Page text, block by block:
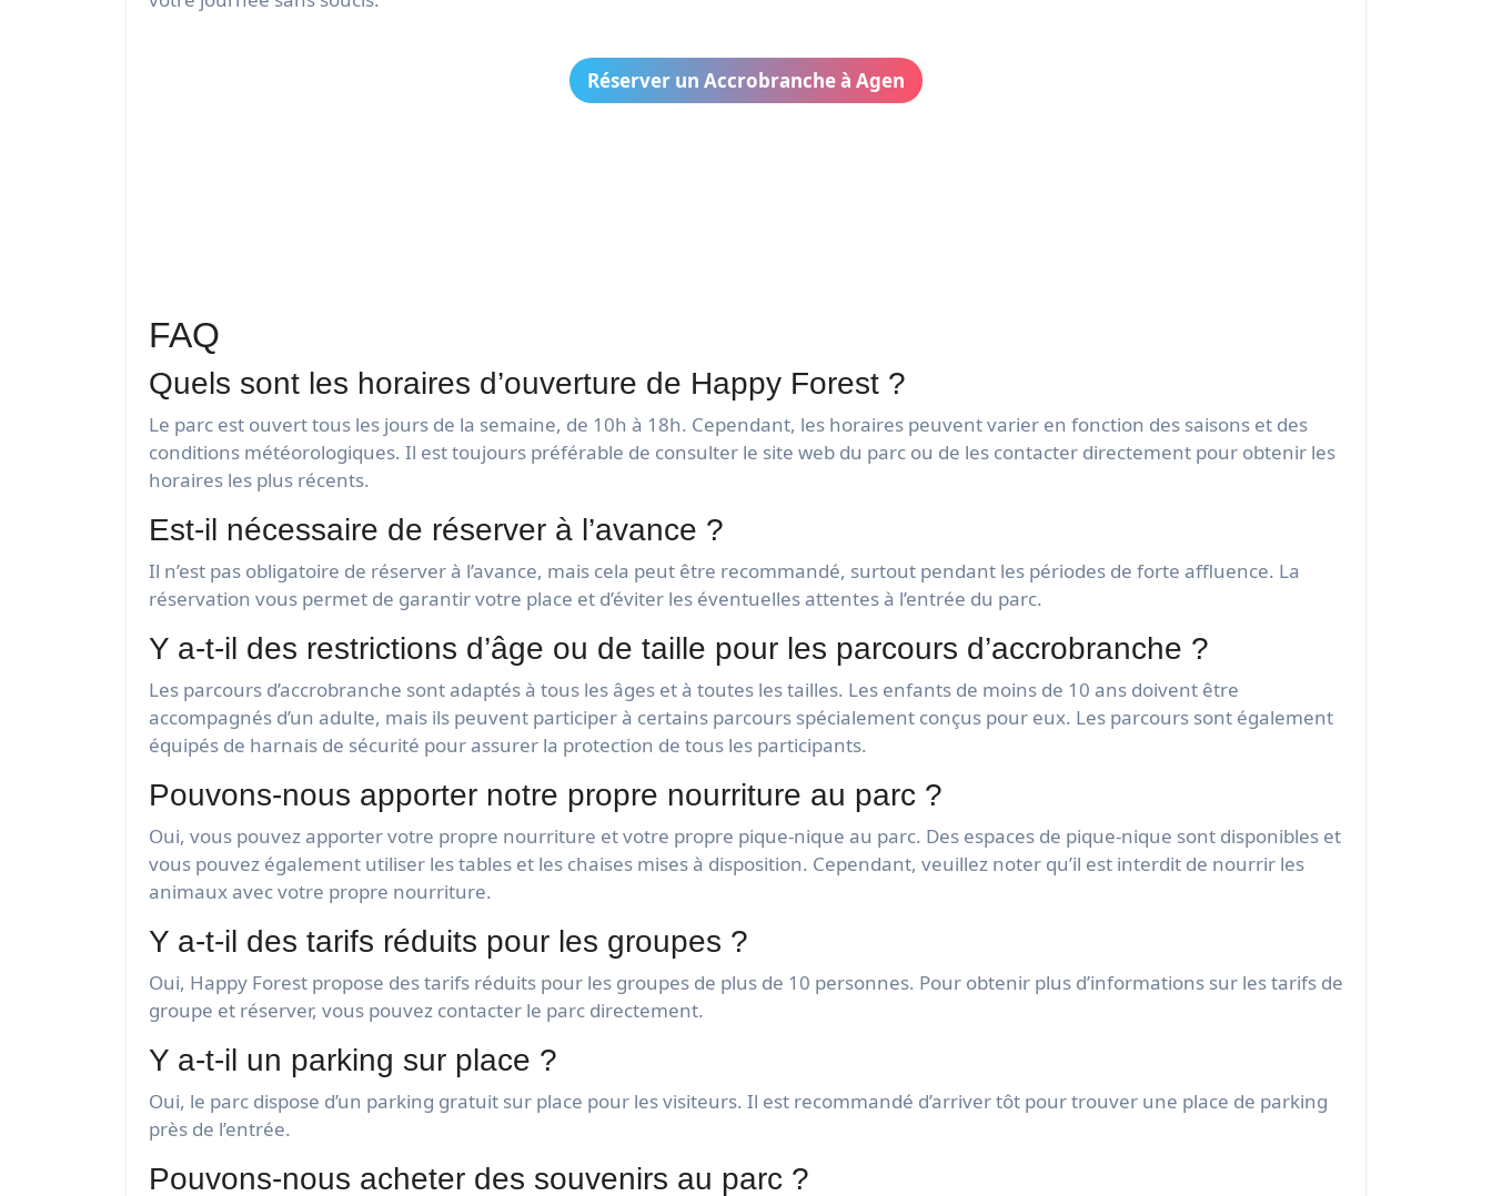
Réserver un Accrobranche à Agen
FAQ
Quels sont les horaires d’ouverture de Happy Forest ?
Le parc est ouvert tous les jours de la semaine, de 10h à 18h. Cependant, les horaires peuvent varier en fonction des saisons et des
conditions météorologiques. Il est toujours préférable de consulter le site web du parc ou de les contacter directement pour obtenir les
horaires les plus récents.
Est-il nécessaire de réserver à l’avance ?
Il n’est pas obligatoire de réserver à l’avance, mais cela peut être recommandé, surtout pendant les périodes de forte affluence. La
réservation vous permet de garantir votre place et d’éviter les éventuelles attentes à l’entrée du parc.
Y a-t-il des restrictions d’âge ou de taille pour les parcours d’accrobranche ?
Les parcours d’accrobranche sont adaptés à tous les âges et à toutes les tailles. Les enfants de moins de 10 ans doivent être
accompagnés d’un adulte, mais ils peuvent participer à certains parcours spécialement conçus pour eux. Les parcours sont également
équipés de harnais de sécurité pour assurer la protection de tous les participants.
Pouvons-nous apporter notre propre nourriture au parc ?
Oui, vous pouvez apporter votre propre nourriture et votre propre pique-nique au parc. Des espaces de pique-nique sont disponibles et
vous pouvez également utiliser les tables et les chaises mises à disposition. Cependant, veuillez noter qu’il est interdit de nourrir les
animaux avec votre propre nourriture.
Y a-t-il des tarifs réduits pour les groupes ?
Oui, Happy Forest propose des tarifs réduits pour les groupes de plus de 10 personnes. Pour obtenir plus d’informations sur les tarifs de
groupe et réserver, vous pouvez contacter le parc directement.
Y a-t-il un parking sur place ?
Oui, le parc dispose d’un parking gratuit sur place pour les visiteurs. Il est recommandé d’arriver tôt pour trouver une place de parking
près de l’entrée.
Pouvons-nous acheter des souvenirs au parc ?